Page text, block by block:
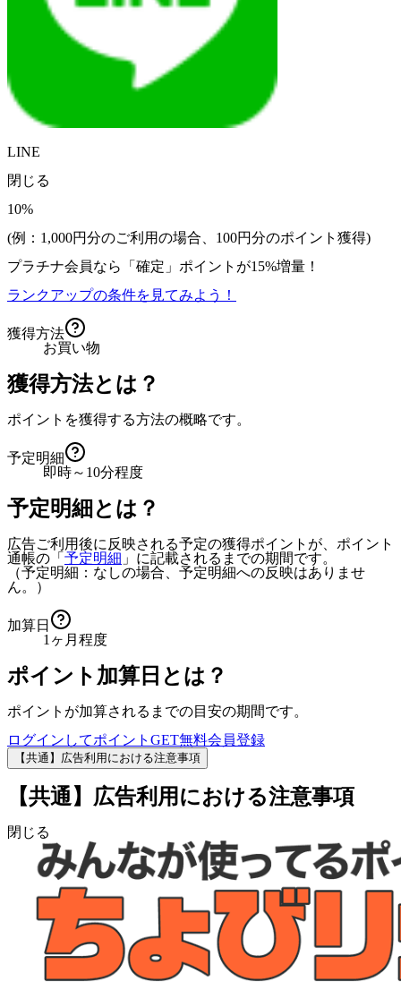
LINE
閉じる
10%
(例：1,000円分のご利用の場合、 100円分のポイント獲得)
プラチナ会員なら
「確定」 ポイントが15%増量！
ランクアップの条件を見てみよう！
獲得方法
お買い物
獲得方法とは？
ポイントを獲得する方法の概略です。
予定明細
即時～10分程度
予定明細とは？
広告ご利用後に反映される予定の獲得ポイントが、ポイント
通帳の「 予定明細 」に記載されるまでの期間です。
（予定明細：なしの場合、予定明細への反映はありませ
ん。）
加算日
1ヶ月程度
ポイント加算日とは？
ポイントが加算されるまでの目安の期間です。
ログインしてポイントGET無料会員登録
【共通】広告利用における注意事項
【共通】広告利用における注意事項
閉じる